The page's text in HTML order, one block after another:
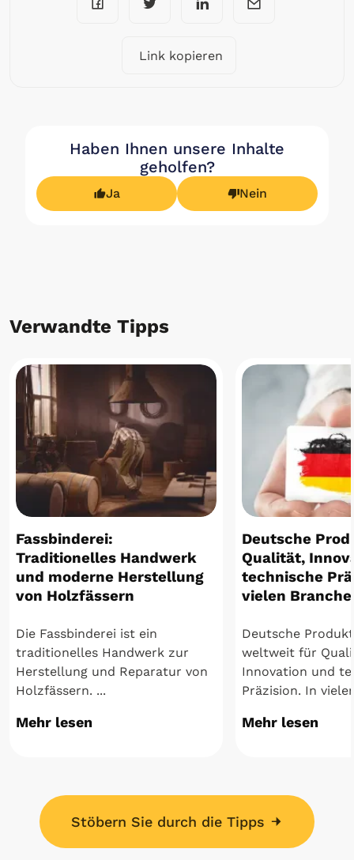
Link kopieren
Haben Ihnen unsere Inhalte
geholfen?
Ja Nein
Verwandte Tipps
Fassbinderei:
Traditionelles Handwerk
und moderne Herstellung
von Holzfässern
Die Fassbinderei ist ein
traditionelles Handwerk zur
Herstellung und Reparatur von
Holzfässern. ...
Mehr lesen
Deutsche
Qualität,
technische
vielen
Deutsche
weltweit für
Innovation und
Präzision. In
Mehr lesen
Stöbern Sie durch die Tipps